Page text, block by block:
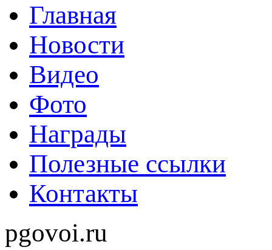
Главная
Новости
Видео
Фото
Награды
Полезные ссылки
Контакты
pgovoi.ru